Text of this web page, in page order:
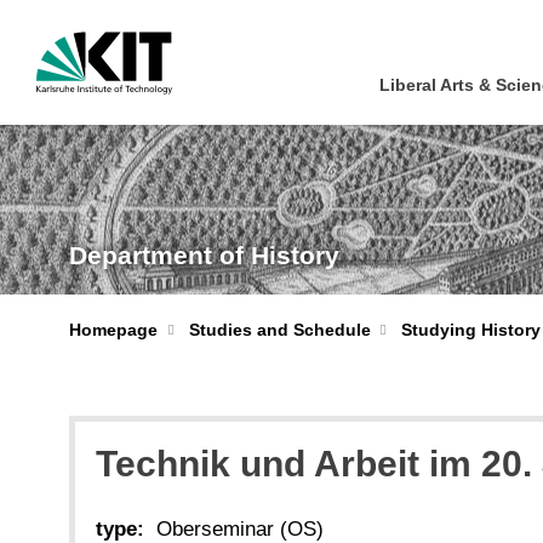
Liberal Arts &
Department of History
Homepage Studies and Schedule Studying History
Technik und Arbeit im
type: Oberseminar (OS)